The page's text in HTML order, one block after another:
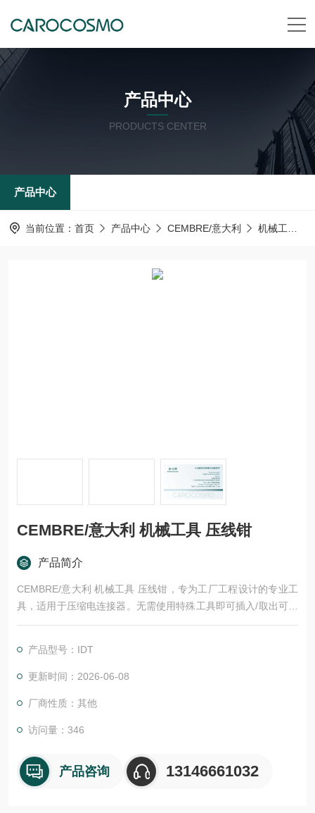
产品中心
PRODUCTS CENTER
产品中心
当前位置： 首页 产品中心 CEMBRE/意大利 机械工具
CEMBRE/意大利 机械工具 压线钳
产品简介
CEMBRE/意大利 机械工具 压线钳，专为工厂工程设计的专业工
具，适用于压缩电连接器。无需使用特殊工具即可插入/取出可互
换矩阵。注意：该工具不提供矩阵，要选择它们，请参阅侧面的
在工厂预先调整（仅当压缩完成时手柄才会自动重新打开） , 由
哑光镍镀层保护
产品型号：IDT
更新时间：2026-06-08
厂商性质：其他
访问量：346
产品咨询 13146661032